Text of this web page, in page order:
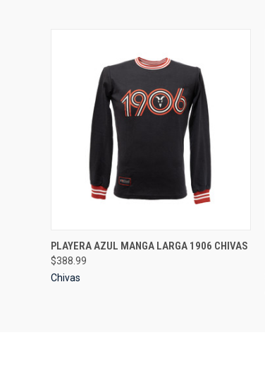
QUICK VIEW VIEW OPTIONS
PLAYERA AZUL MANGA LARGA 1906 CHIVAS
$388.99
Chivas